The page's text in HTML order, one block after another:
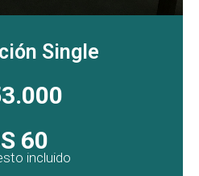
Single
60
incluido